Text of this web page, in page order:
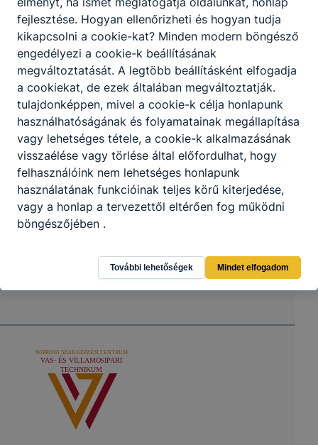
fejlesztése. Hogyan ellenőrizheti és hogyan tudja
kikapcsolni a cookie-kat? Minden modern böngésző
engedélyezi a cookie-k beállításának
megváltoztatását. A legtöbb beállításként elfogadja
a cookiekat, de ezek általában megváltoztatják.
tulajdonképpen, mivel a cookie-k célja honlapunk
használhatóságának és folyamatainak megállapítása
vagy lehetséges tétele, a cookie-k alkalmazásának
visszaélése vagy törlése által előfordulhat, hogy
felhasználóink ​​nem lehetséges honlapunk
használatának funkcióinak teljes körű kiterjedése,
vagy a honlap a tervezettől eltérően fog működni
böngészőjében .
További lehetőségek Mindet elfogadom